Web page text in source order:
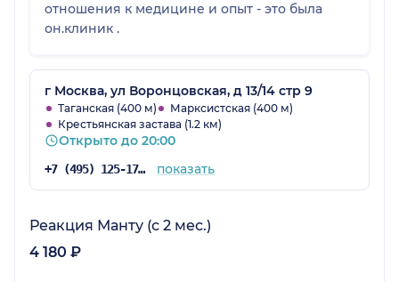
отношения к медицине и опыт - это была
он.клиник .
г Москва, ул Воронцовская, д 13/14 стр 9
Таганская (400 м)
Марксистская (400 м)
Крестьянская застава (1.2 км)
Открыто до 20:00
+7 (495) 125-17-00 показать
Реакция Манту (с 2 мес.)
4 180 ₽